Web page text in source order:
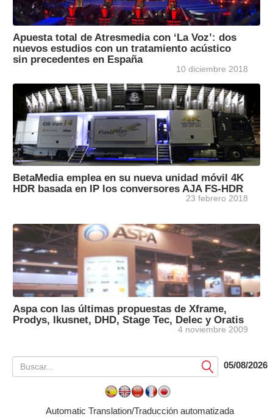
Apuesta total de Atresmedia con ‘La Voz’: dos
nuevos estudios con un tratamiento acústico
sin precedentes en España
10 diciembre 2018
BetaMedia emplea en su nueva unidad móvil 4K
HDR basada en IP los conversores AJA FS-HDR
23 febrero 2018
Aspa con las últimas propuestas de Xframe,
Prodys, Ikusnet, DHD, Stage Tec, Delec y Oratis
4 noviembre 2009
Submit05/08/2026
Automatic Translation/Traducción automatizada